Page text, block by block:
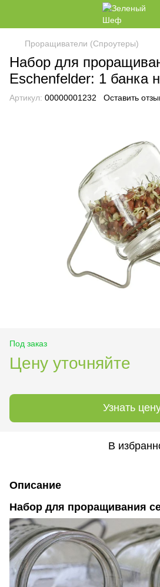
Проращиватели (Спроутеры)
Набор для
Eschenfelder: 1 банка
Артикул: 00000001232 Оставить
Под заказ
Цену уточняйте
Узнать
В
Описание
Набор для проращивания